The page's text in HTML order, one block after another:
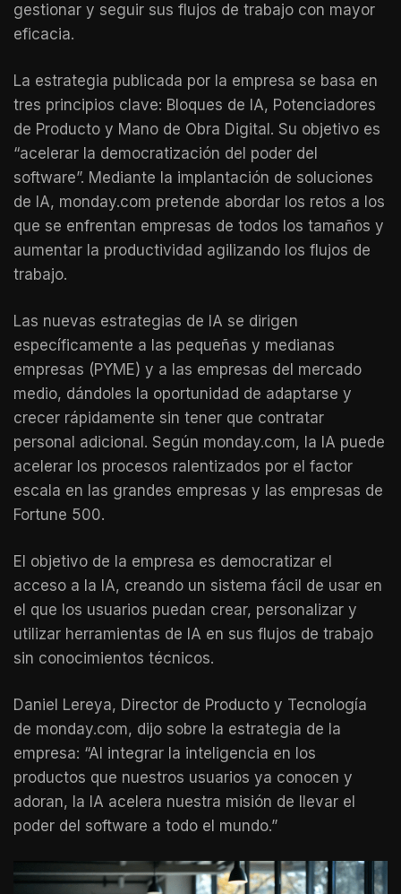
gestionar y seguir sus flujos de trabajo con mayor
eficacia.
La estrategia publicada por la empresa se basa en
tres principios clave: Bloques de IA, Potenciadores
de Producto y Mano de Obra Digital. Su objetivo es
“acelerar la democratización del poder del
software”. Mediante la implantación de soluciones
de IA, monday.com pretende abordar los retos a los
que se enfrentan empresas de todos los tamaños y
aumentar la productividad agilizando los flujos de
trabajo.
Las nuevas estrategias de IA se dirigen
específicamente a las pequeñas y medianas
empresas (PYME) y a las empresas del mercado
medio, dándoles la oportunidad de adaptarse y
crecer rápidamente sin tener que contratar
personal adicional. Según monday.com, la IA puede
acelerar los procesos ralentizados por el factor
escala en las grandes empresas y las empresas de
Fortune 500.
El objetivo de la empresa es democratizar el
acceso a la IA, creando un sistema fácil de usar en
el que los usuarios puedan crear, personalizar y
utilizar herramientas de IA en sus flujos de trabajo
sin conocimientos técnicos.
Daniel Lereya, Director de Producto y Tecnología
de monday.com, dijo sobre la estrategia de la
empresa: “Al integrar la inteligencia en los
productos que nuestros usuarios ya conocen y
adoran, la IA acelera nuestra misión de llevar el
poder del software a todo el mundo.”